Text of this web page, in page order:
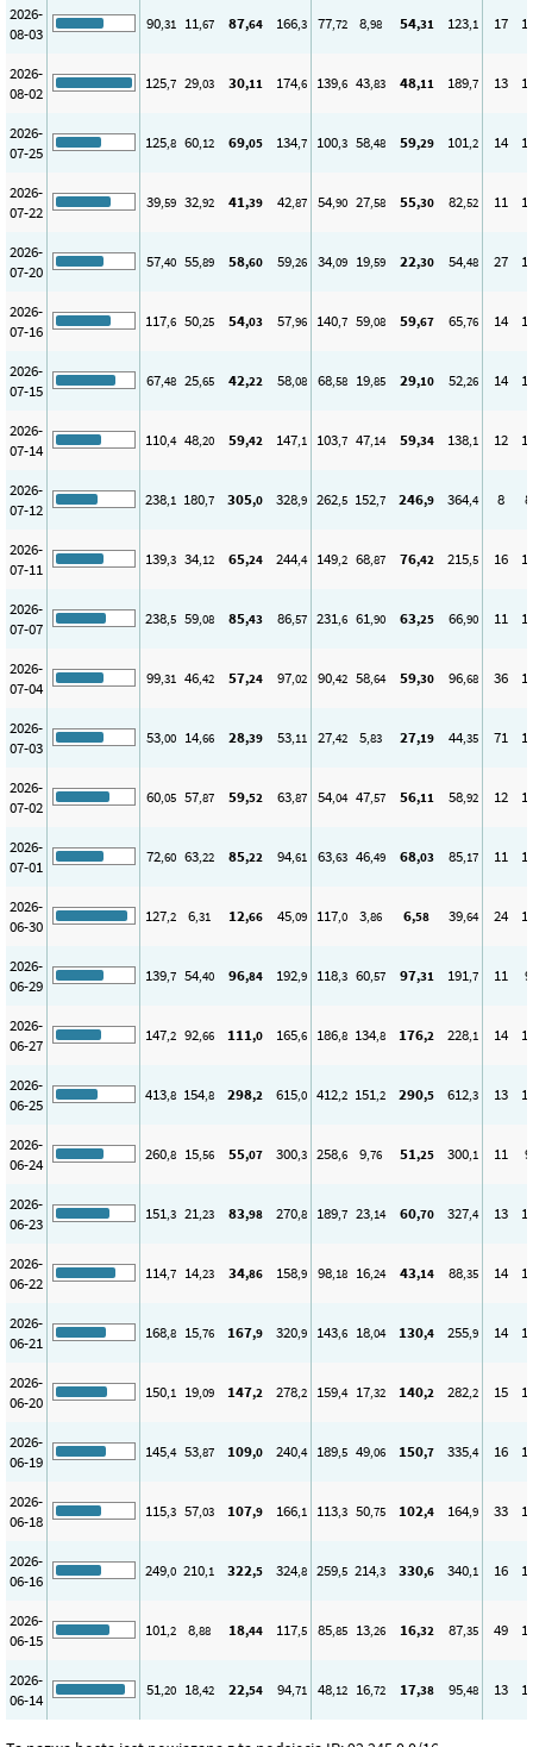
2026-
08-03
90,31 11,67 87,64 166,3 77,72 8,98 54,31 123,1 17
2026-
08-02
125,7 29,03 30,11 174,6 139,6 43,83 48,11 189,7 13
2026-
07-25
125,8 60,12 69,05 134,7 100,3 58,48 59,29 101,2 14
2026-
07-22
39,59 32,92 41,39 42,87 54,90 27,58 55,30 82,52 11
2026-
07-20
57,40 55,89 58,60 59,26 34,09 19,59 22,30 54,48 27
2026-
07-16
117,6 50,25 54,03 57,96 140,7 59,08 59,67 65,76 14
2026-
07-15
67,48 25,65 42,22 58,08 68,58 19,85 29,10 52,26 14
2026-
07-14
110,4 48,20 59,42 147,1 103,7 47,14 59,34 138,1 12
2026-
07-12
238,1 180,7 305,0 328,9 262,5 152,7 246,9 364,4 8 8
2026-
07-11
139,3 34,12 65,24 244,4 149,2 68,87 76,42 215,5 16
2026-
07-07
238,5 59,08 85,43 86,57 231,6 61,90 63,25 66,90 11
2026-
07-04
99,31 46,42 57,24 97,02 90,42 58,64 59,30 96,68 36
2026-
07-03
53,00 14,66 28,39 53,11 27,42 5,83 27,19 44,35 71
2026-
07-02
60,05 57,87 59,52 63,87 54,04 47,57 56,11 58,92 12
2026-
07-01
72,60 63,22 85,22 94,61 63,63 46,49 68,03 85,17 11
2026-
06-30
127,2 6,31 12,66 45,09 117,0 3,86 6,58 39,64 24
2026-
06-29
139,7 54,40 96,84 192,9 118,3 60,57 97,31 191,7 11 9
2026-
06-27
147,2 92,66 111,0 165,6 186,8 134,8 176,2 228,1 14
2026-
06-25
413,8 154,8 298,2 615,0 412,2 151,2 290,5 612,3 13
2026-
06-24
260,8 15,56 55,07 300,3 258,6 9,76 51,25 300,1 11 9
2026-
06-23
151,3 21,23 83,98 270,8 189,7 23,14 60,70 327,4 13
2026-
06-22
114,7 14,23 34,86 158,9 98,18 16,24 43,14 88,35 14
2026-
06-21
168,8 15,76 167,9 320,9 143,6 18,04 130,4 255,9 14
2026-
06-20
150,1 19,09 147,2 278,2 159,4 17,32 140,2 282,2 15
2026-
06-19
145,4 53,87 109,0 240,4 189,5 49,06 150,7 335,4 16
2026-
06-18
115,3 57,03 107,9 166,1 113,3 50,75 102,4 164,9 33
2026-
06-16
249,0 210,1 322,5 324,8 259,5 214,3 330,6 340,1 16
2026-
06-15
101,2 8,88 18,44 117,5 85,85 13,26 16,32 87,35 49
2026-
06-14
51,20 18,42 22,54 94,71 48,12 16,72 17,38 95,48 13